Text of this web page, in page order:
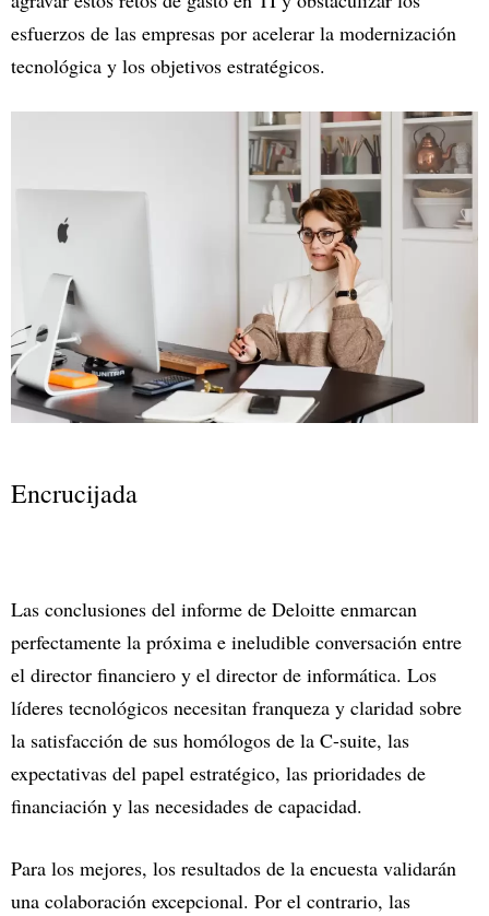
esfuerzos de las empresas por acelerar la modernización
tecnológica y los objetivos estratégicos.
Encrucijada
Las conclusiones del informe de Deloitte enmarcan
perfectamente la próxima e ineludible conversación entre
el director financiero y el director de informática. Los
líderes tecnológicos necesitan franqueza y claridad sobre
la satisfacción de sus homólogos de la C-suite, las
expectativas del papel estratégico, las prioridades de
financiación y las necesidades de capacidad.
Para los mejores, los resultados de la encuesta validarán
una colaboración excepcional. Por el contrario, las